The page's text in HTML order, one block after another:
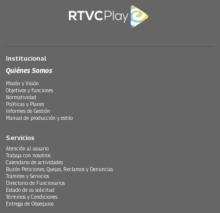
Institucional
Quiénes Somos
Misión y Visión
Objetivos y funciones
Normatividad
Políticas y Planes
Informes de Gestión
Manual de producción y estilo
Servicios
Atención al usuario
Trabaja con nosotros
Calendario de actividades
Buzón Peticiones, Quejas, Reclamos y Denuncias
Trámites y Servicios
Directorio de Funcionarios
Estado de su solicitud
Términos y Condiciones
Entrega de Obsequios